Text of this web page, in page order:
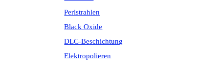
Perlstrahlen
Black Oxide
DLC-Beschichtung
Elektropolieren